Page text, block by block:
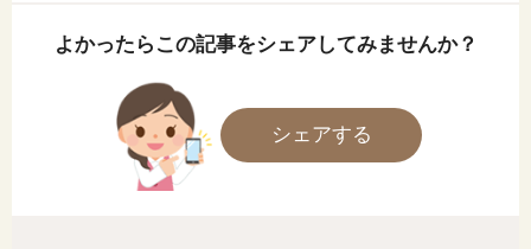
よかったらこの記事をシェアしてみませんか？
シェアする